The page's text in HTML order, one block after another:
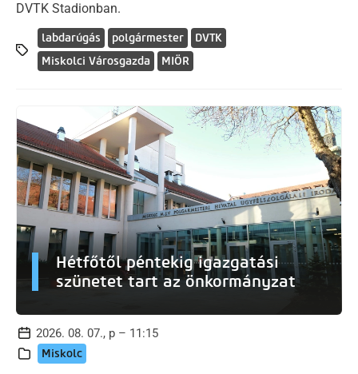
DVTK Stadionban.
labdarúgás polgármester
DVTK
Miskolci Városgazda
MIÖR
Hétfőtől péntekig igazgatási
szünetet tart az önkormányzat
2026. 08. 07., p – 11:15
Miskolc